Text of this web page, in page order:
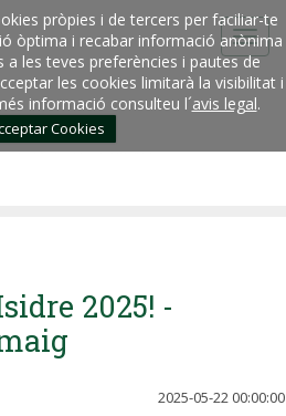
pròpies i de tercers per faciliar-te
òptima i recabar informació anònima
les teves preferències i pautes de
les cookies limitarà la visibilitat i
informació consulteu l´avis legal.
Cookies
2025! -
2025-05-22 00:00:00